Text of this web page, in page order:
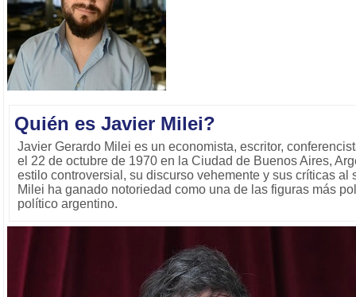
Quién es Javier Milei?
Javier Gerardo Milei es un economista, escritor,
el 22 de octubre de 1970 en la Ciudad de Buenos Aires,
estilo controversial, su discurso vehemente y sus críticas al
Milei ha ganado notoriedad como una de las figuras más
político argentino.